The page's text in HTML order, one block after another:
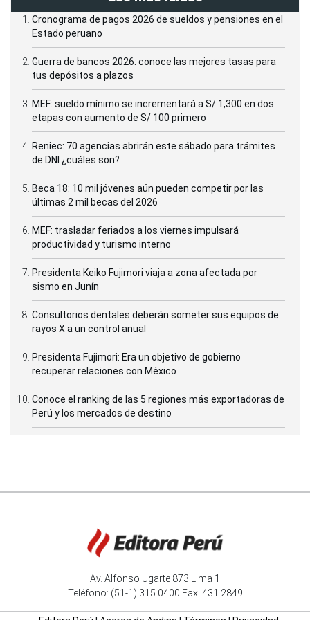
Cronograma de pagos 2026 de sueldos y pensiones en el
Estado peruano
Guerra de bancos 2026: conoce las mejores tasas para
tus depósitos a plazos
MEF: sueldo mínimo se incrementará a S/ 1,300 en dos
etapas con aumento de S/ 100 primero
Reniec: 70 agencias abrirán este sábado para trámites
de DNI ¿cuáles son?
Beca 18: 10 mil jóvenes aún pueden competir por las
últimas 2 mil becas del 2026
MEF: trasladar feriados a los viernes impulsará
productividad y turismo interno
Presidenta Keiko Fujimori viaja a zona afectada por
sismo en Junín
Consultorios dentales deberán someter sus equipos de
rayos X a un control anual
Presidenta Fujimori: Era un objetivo de gobierno
recuperar relaciones con México
Conoce el ranking de las 5 regiones más exportadoras de
Perú y los mercados de destino
Av. Alfonso Ugarte 873 Lima 1
Teléfono: (51-1) 315 0400 Fax: 431 2849